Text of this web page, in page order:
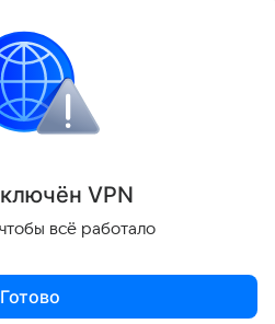
элите Кубы и
к власти политиков,
американского
Поделиться
ён VPN
всё работало
Готово